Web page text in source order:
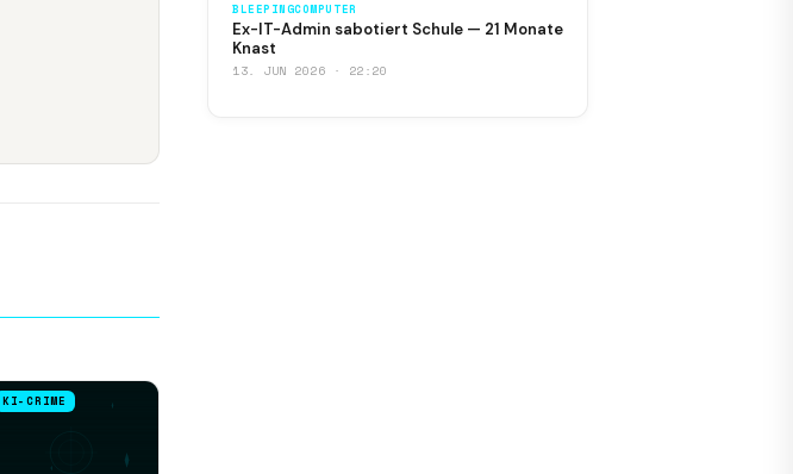
KI-CRIME
BLEEPINGCOMPUTER
Ex-IT-Admin sabotiert Schule — 21 Monate
Knast
13. JUN 2026 · 22:20